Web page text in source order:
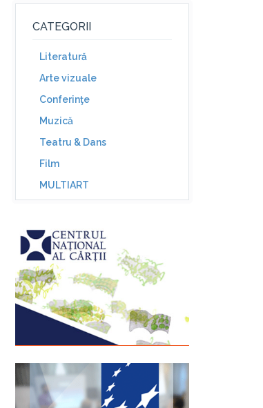
CATEGORII
Literatură
Arte vizuale
Conferinţe
Muzică
Teatru & Dans
Film
MULTIART